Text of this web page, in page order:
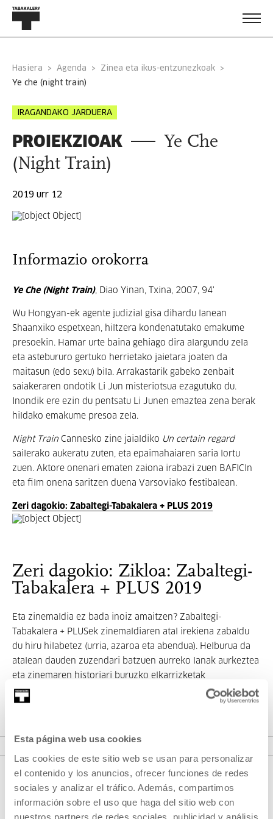
Esta página web usa cookies
Las cookies de este sitio web se usan para personalizar
el contenido y los anuncios, ofrecer funciones de redes
sociales y analizar el tráfico. Además, compartimos
información sobre el uso que haga del sitio web con
nuestros partners de redes sociales, publicidad y análisis
Hasiera Agenda
Zinea eta ikus-entzunezkoak
ye che (night train)
IRAGANDAKO JARDUERA
PROIEKZIOAK
Ye Che
(Night Train)
2019 urr 12
Informazio orokorra
Ye Che (Night Train), Diao Yinan, Txina, 2007, 94'
Wu Hongyan-ek agente judizial gisa dihardu lanean
Shaanxiko espetxean, hiltzera kondenatutako emakume
presoekin. Hamar urte baina gehiago dira alargundu zela
eta astebururo gertuko herrietako jaietara joaten da
maitasun (edo sexu) bila. Arrakastarik gabeko zenbait
saiakeraren ondotik Li Jun misteriotsua ezagutuko du.
Inondik ere ezin du pentsatu Li Junen emaztea zena berak
hildako emakume presoa zela.
Night Train Cannesko zine jaialdiko Un certain regard
sailerako aukeratu zuten, eta epaimahaiaren saria lortu
zuen. Aktore onenari ematen zaiona irabazi zuen BAFICIn
eta film onena saritzen duena Varsoviako festibalean.
Zeri dagokio: Zabaltegi-Tabakalera + PLUS 2019
Zeri dagokio: Zikloa: Zabaltegi-
Tabakalera + PLUS 2019
Eta zinemaldia ez bada inoiz amaitzen? Zabaltegi-
Tabakalera + PLUSek zinemaldiaren atal irekiena zabaldu
du hiru hilabetez (urria, azaroa eta abendua). Helburua da
atalean dauden zuzendari batzuen aurreko lanak aurkeztea
eta zinemaren historiari buruzko elkarrizketak
proposatzea.